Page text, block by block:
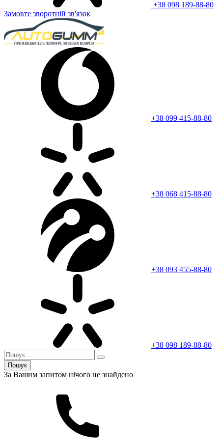
+38 098 189-88-80
Замовте зворотній зв'язок
+38 099 415-88-80
+38 068 415-88-80
+38 093 455-88-80
+38 098 189-88-80
Пошук
За Вашим запитом нічого не знайдено